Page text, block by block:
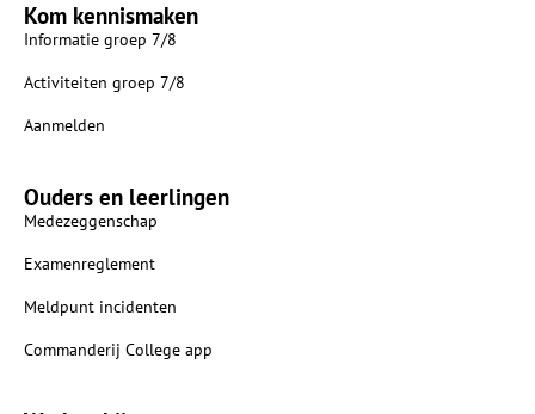
Kom kennismaken
Informatie groep 7/8
Activiteiten groep 7/8
Aanmelden
Ouders en leerlingen
Medezeggenschap
Examenreglement
Meldpunt incidenten
Commanderij College app